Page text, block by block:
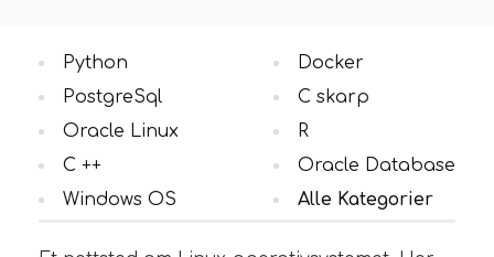
Python
PostgreSql
Oracle Linux
C ++
Windows OS
Docker
C skarp
R
Oracle Database
Alle Kategorier